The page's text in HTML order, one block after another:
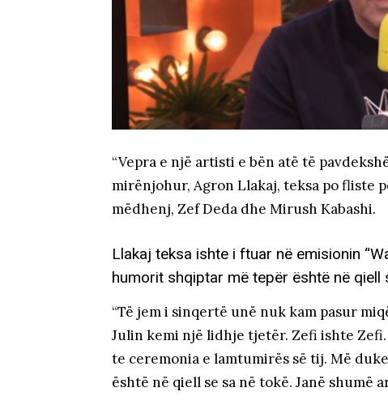
“Vepra e një artisti e bën atë të
mirënjohur, Agron Llakaj, teksa po fliste
mëdhenj, Zef Deda dhe Mirush Kabashi.
Llakaj teksa ishte i ftuar në emisionin
humorit shqiptar më tepër është në qiell
“Të jem i sinqertë unë nuk kam pasur
Julin kemi një lidhje tjetër. Zefi ishte
te ceremonia e lamtumirës së tij. Më
është në qiell se sa në tokë. Janë shumë